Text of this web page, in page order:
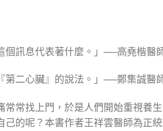
個訊息代表著什麼。」──高堯楷醫
第二心臟』的說法。」──鄭集誠醫
常找上門，於是人們開始重視養生
的呢？本書作者王祥雲醫師為正統